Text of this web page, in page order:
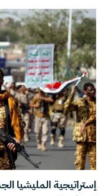
إستراتيجية المليشيا